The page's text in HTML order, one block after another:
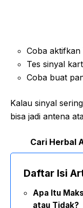
Coba aktifkan
Tes sinyal
Coba buat
Kalau sinyal
bisa jadi antena
Cari Herbal
Daftar Isi
Apa Itu
atau Tidak?